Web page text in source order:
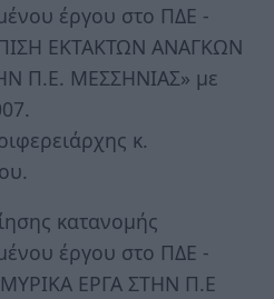
έργου στο ΠΔΕ -
ΕΚΤΑΚΤΩΝ ΑΝΑΓΚΩΝ
Π.Ε. ΜΕΣΣΗΝΙΑΣ» με
κ.
κατανομής
έργου στο ΠΔΕ -
ΕΡΓΑ ΣΤΗΝ Π.Ε